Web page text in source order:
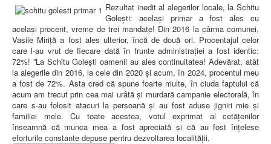
Rezultat inedit al alegerilor locale, la Schitu
Golești: același primar a fost ales cu
același procent, vreme de trei mandate! Din 2016 la cârma comunei,
Vasile Miriță a fost ales ulterior, încă de două ori. Procentajul celor
care l-au vrut de fiecare dată în frunte administrației a fost identic:
72%! ”La Schitu Golești oamenii au ales continuitatea! Adevărat, atât
la alegerile din 2016, la cele din 2020 și acum, în 2024, procentul meu
a fost de 72%. Asta cred că spune foarte multe, în ciuda faptului că
acum am trecut prin cea mai urâtă și murdară campanie electorală, în
care s-au folosit atacuri la persoană și au fost aduse jigniri mie și
familiei mele. Cu toate acestea, votul exprimat al cetățenilor
înseamnă că munca mea a fost apreciată și că au fost înțelese
eforturile constante depuse pentru dezvoltarea localității.